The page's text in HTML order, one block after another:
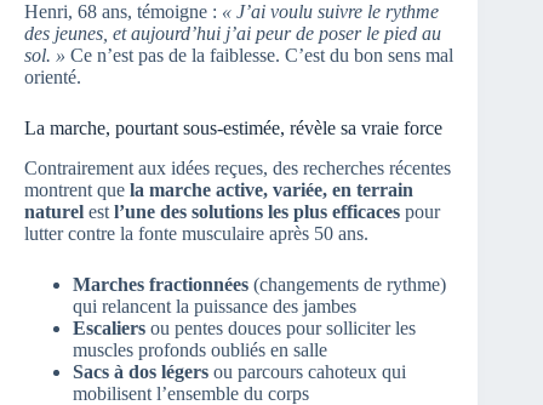
Henri, 68 ans, témoigne : « J’ai voulu suivre le rythme
des jeunes, et aujourd’hui j’ai peur de poser le pied au
sol. » Ce n’est pas de la faiblesse. C’est du bon sens mal
orienté.
La marche, pourtant sous-estimée, révèle sa vraie force
Contrairement aux idées reçues, des recherches récentes
montrent que la marche active, variée, en terrain
naturel est l’une des solutions les plus efficaces pour
lutter contre la fonte musculaire après 50 ans.
Marches fractionnées (changements de rythme)
qui relancent la puissance des jambes
Escaliers ou pentes douces pour solliciter les
muscles profonds oubliés en salle
Sacs à dos légers ou parcours cahoteux qui
mobilisent l’ensemble du corps